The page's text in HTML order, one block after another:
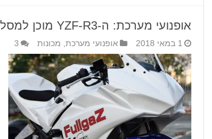
אופנועי מערכת: ה-YZF-R3 מוכן למסלול
1 במאי 2018 אופנועי מערכת, מכונות 3